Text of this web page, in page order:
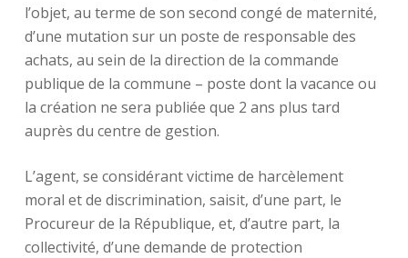
l’objet, au terme de son second congé de maternité,
d’une mutation sur un poste de responsable des
achats, au sein de la direction de la commande
publique de la commune – poste dont la vacance ou
la création ne sera publiée que 2 ans plus tard
auprès du centre de gestion.
L’agent, se considérant victime de harcèlement
moral et de discrimination, saisit, d’une part, le
Procureur de la République, et, d’autre part, la
collectivité, d’une demande de protection